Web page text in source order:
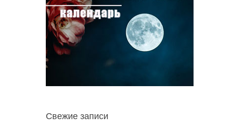
Свежие записи